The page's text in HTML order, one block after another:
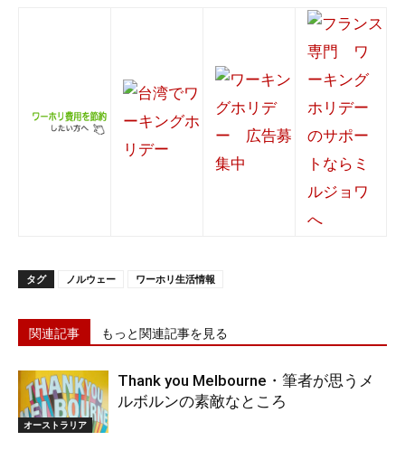
タグ ノルウェー ワーホリ生活情報
関連記事 もっと関連記事を見る
オーストラリア
Thank you Melbourne・筆者が思うメ
ルボルンの素敵なところ